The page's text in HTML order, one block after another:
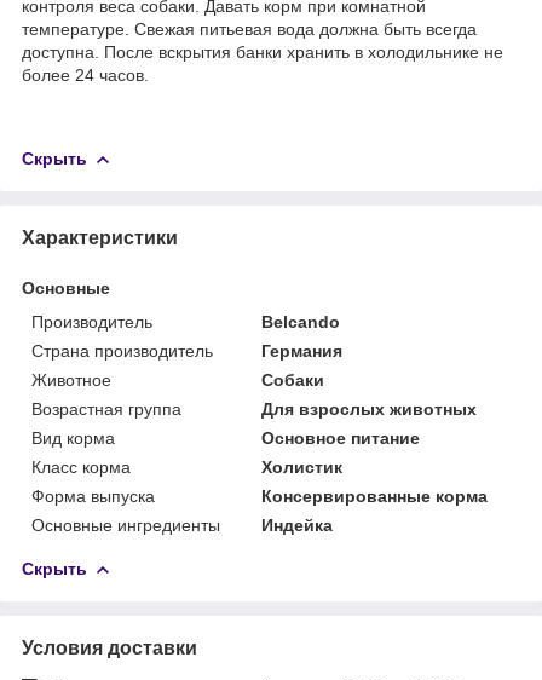
контроля веса собаки. Давать корм при комнатной
температуре. Свежая питьевая вода должна быть всегда
доступна. После вскрытия банки хранить в холодильнике не
более 24 часов.
Скрыть
Характеристики
Основные
Производитель
Belcando
Страна производитель
Германия
Животное
Собаки
Возрастная группа
Для взрослых животных
Вид корма
Основное питание
Класс корма
Холистик
Форма выпуска
Консервированные корма
Основные ингредиенты
Индейка
Скрыть
Условия доставки